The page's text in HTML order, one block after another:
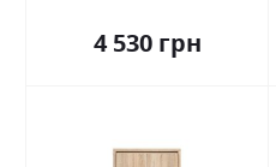
4 530 грн